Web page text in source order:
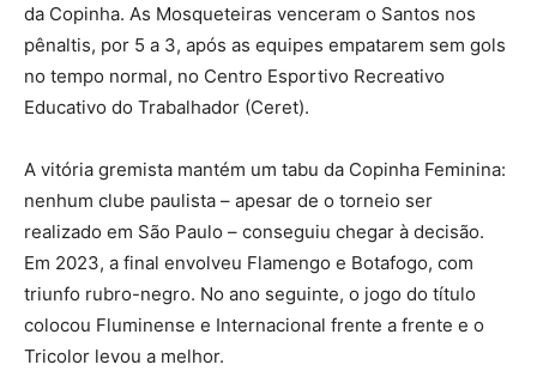
da Copinha. As Mosqueteiras venceram o Santos nos
pênaltis, por 5 a 3, após as equipes empatarem sem gols
no tempo normal, no Centro Esportivo Recreativo
Educativo do Trabalhador (Ceret).
A vitória gremista mantém um tabu da Copinha Feminina:
nenhum clube paulista – apesar de o torneio ser
realizado em São Paulo – conseguiu chegar à decisão.
Em 2023, a final envolveu Flamengo e Botafogo, com
triunfo rubro-negro. No ano seguinte, o jogo do título
colocou Fluminense e Internacional frente a frente e o
Tricolor levou a melhor.